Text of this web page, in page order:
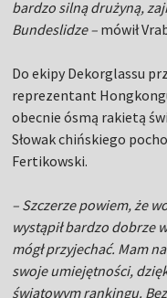
bardzo silną drużyną,
Bundeslidze – mówił
Do ekipy Dekorglassu
reprezentant
obecnie ósmą rakietą
Słowak chińskiego
Fertikowski.
– Szczerze powiem, że
wystąpił bardzo dobrze
mógł przyjechać. Mam
swoje umiejętności,
światowym rankingu.